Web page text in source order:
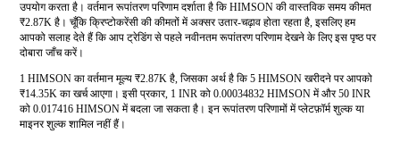
उपयोग करता है। वर्तमान रूपांतरण परिणाम दर्शाता है कि HIMSON की वास्तविक समय कीमत
₹2.87K है। चूँकि क्रिप्टोकरेंसी की कीमतों में अक्सर उतार-चढ़ाव होता रहता है, इसलिए हम
आपको सलाह देते हैं कि आप ट्रेडिंग से पहले नवीनतम रूपांतरण परिणाम देखने के लिए इस पृष्ठ पर
दोबारा जाँच करें।
1 HIMSON का वर्तमान मूल्य ₹2.87K है, जिसका अर्थ है कि 5 HIMSON खरीदने पर आपको
₹14.35K का खर्च आएगा। इसी प्रकार, 1 INR को 0.00034832 HIMSON में और 50 INR
को 0.017416 HIMSON में बदला जा सकता है। इन रूपांतरण परिणामों में प्लेटफ़ॉर्म शुल्क या
माइनर शुल्क शामिल नहीं हैं।